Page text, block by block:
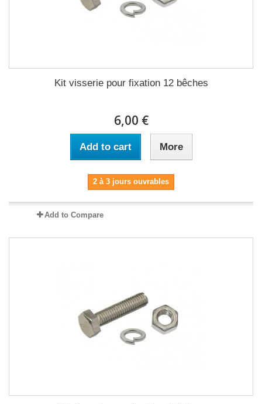
Kit visserie pour fixation 12 bêches
6,00 €
Add to cart More
2 à 3 jours ouvrables
Add to Compare